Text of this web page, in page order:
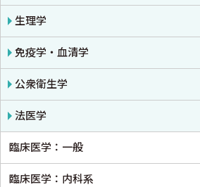
生理学
免疫学・血清学
公衆衛生学
法医学
臨床医学：一般
臨床医学一般
臨床医学：内科系